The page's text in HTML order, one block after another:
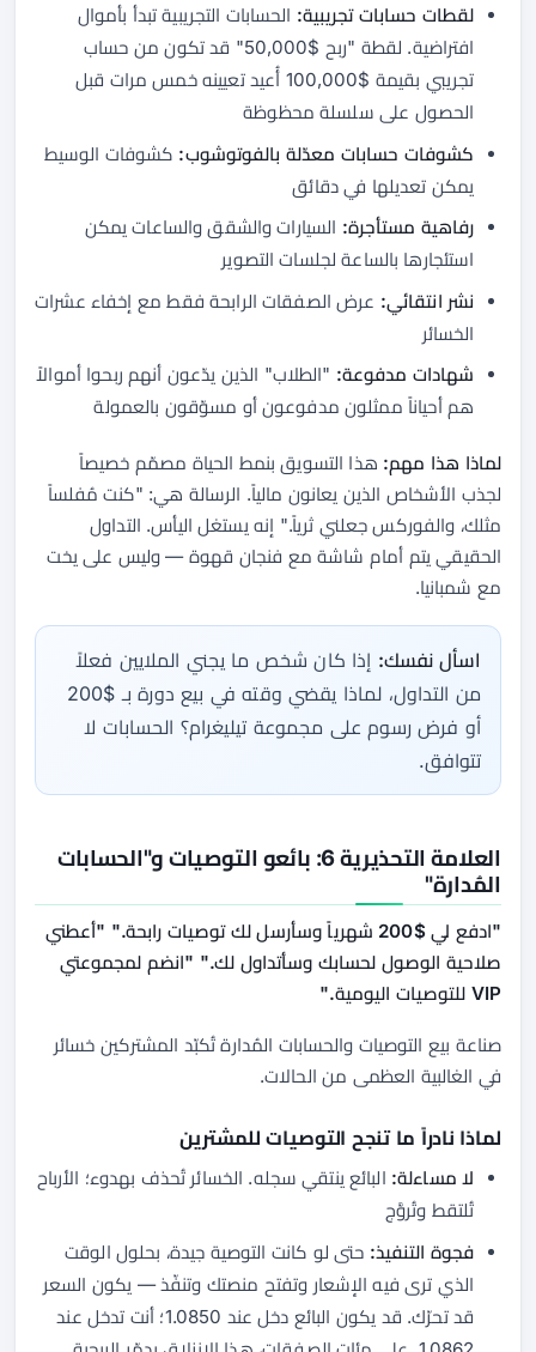
لقطات حسابات تجريبية: الحسابات التجريبية تبدأ بأموال
افتراضية. لقطة "ربح $50,000" قد تكون من حساب
تجريبي بقيمة $100,000 أُعيد تعيينه خمس مرات قبل
الحصول على سلسلة محظوظة
كشوفات حسابات معدّلة بالفوتوشوب: كشوفات الوسيط
يمكن تعديلها في دقائق
رفاهية مستأجرة: السيارات والشقق والساعات يمكن
استئجارها بالساعة لجلسات التصوير
نشر انتقائي: عرض الصفقات الرابحة فقط مع إخفاء عشرات
الخسائر
شهادات مدفوعة: "الطلاب" الذين يدّعون أنهم ربحوا أموالاً
هم أحياناً ممثلون مدفوعون أو مسوّقون بالعمولة
لماذا هذا مهم: هذا التسويق بنمط الحياة مصمّم خصيصاً
لجذب الأشخاص الذين يعانون مالياً. الرسالة هي: "كنت مُفلساً
مثلك، والفوركس جعلني ثرياً." إنه يستغل اليأس. التداول
الحقيقي يتم أمام شاشة مع فنجان قهوة — وليس على يخت
مع شمبانيا.
اسأل نفسك: إذا كان شخص ما يجني الملايين فعلاً
من التداول، لماذا يقضي وقته في بيع دورة بـ $200
أو فرض رسوم على مجموعة تيليغرام؟ الحسابات لا
تتوافق.
العلامة التحذيرية 6: بائعو التوصيات و"الحسابات
المُدارة"
"ادفع لي $200 شهرياً وسأرسل لك توصيات رابحة." "أعطني
صلاحية الوصول لحسابك وسأتداول لك." "انضم لمجموعتي
VIP للتوصيات اليومية."
صناعة بيع التوصيات والحسابات المُدارة تُكبّد المشتركين خسائر
في الغالبية العظمى من الحالات.
لماذا نادراً ما تنجح التوصيات للمشترين
لا مساءلة: البائع ينتقي سجله. الخسائر تُحذف بهدوء؛ الأرباح
تُلتقط وتُروَّج
فجوة التنفيذ: حتى لو كانت التوصية جيدة، بحلول الوقت
الذي ترى فيه الإشعار وتفتح منصتك وتنفّذ — يكون السعر
قد تحرّك. قد يكون البائع دخل عند 1.0850؛ أنت تدخل عند